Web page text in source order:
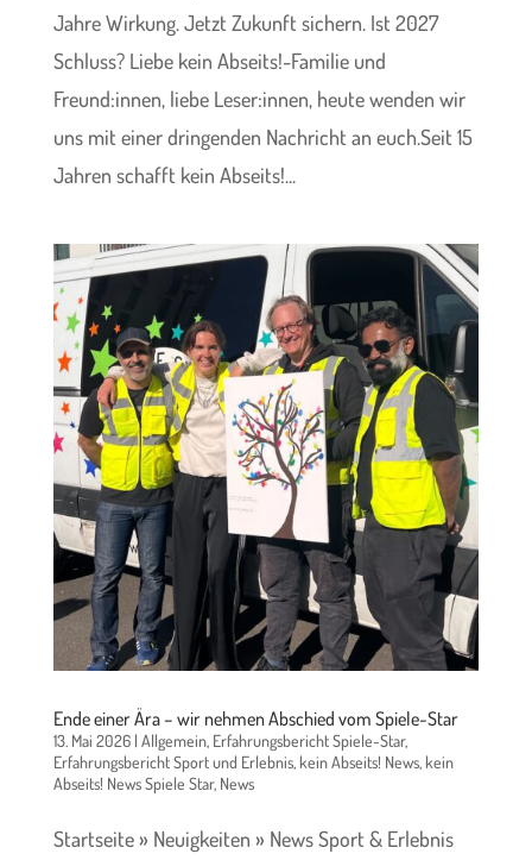
Jahre Wirkung. Jetzt Zukunft sichern. Ist 2027
Schluss? Liebe kein Abseits!-Familie und
Freund:innen, liebe Leser:innen, heute wenden wir
uns mit einer dringenden Nachricht an euch.Seit 15
Jahren schafft kein Abseits!...
Ende einer Ära – wir nehmen Abschied vom Spiele-Star
13. Mai 2026| Allgemein, Erfahrungsbericht Spiele-Star,
Erfahrungsbericht Sport und Erlebnis,kein Abseits! News,kein
Abseits! News Spiele Star, News
Startseite » Neuigkeiten » News Sport & Erlebnis